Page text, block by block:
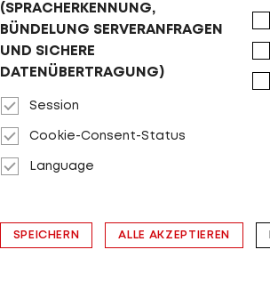
(SPRACHERKENNUNG,
BÜNDELUNG SERVERANFRAGEN
UND SICHERE
DATENÜBERTRAGUNG)
Session
Cookie-Consent-Status
Language
SPEICHERN ALLE AKZEPTIEREN